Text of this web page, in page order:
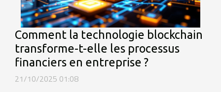
Comment la technologie blockchain
transforme-t-elle les processus
financiers en entreprise ?
21/10/2025 01:08